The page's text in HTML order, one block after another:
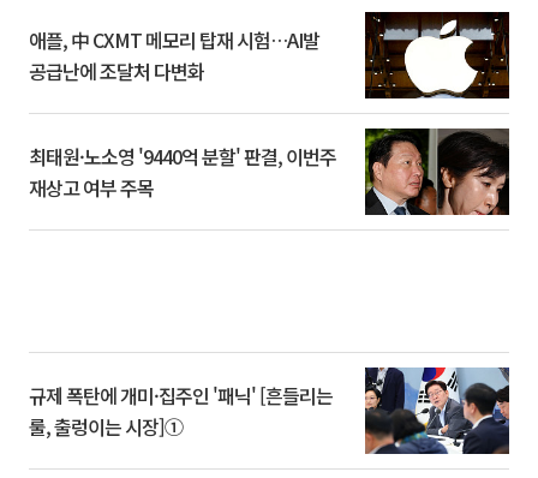
애플, 中 CXMT 메모리 탑재 시험…AI발
공급난에 조달처 다변화
최태원·노소영 '9440억 분할' 판결, 이번주
재상고 여부 주목
규제 폭탄에 개미·집주인 '패닉' [흔들리는
룰, 출렁이는 시장]①